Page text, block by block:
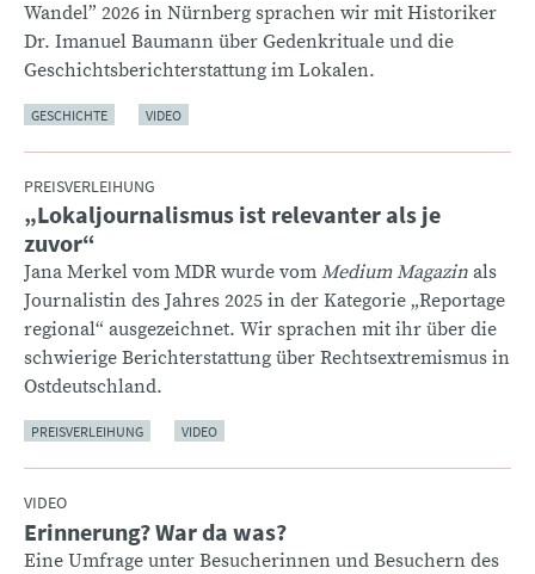
Wandel” 2026 in Nürnberg sprachen wir mit Historiker
Dr. Imanuel Baumann über Gedenkrituale und die
Geschichtsberichterstattung im Lokalen.
GESCHICHTE VIDEO
PREISVERLEIHUNG
:„Lokaljournalismus ist relevanter als je
zuvor“
Jana Merkel vom MDR wurde vom Medium Magazin als
Journalistin des Jahres 2025 in der Kategorie „Reportage
regional“ ausgezeichnet. Wir sprachen mit ihr über die
schwierige Berichterstattung über Rechtsextremismus in
Ostdeutschland.
PREISVERLEIHUNG VIDEO
VIDEO
:Erinnerung? War da was?
Eine Umfrage unter Besucherinnen und Besuchern des